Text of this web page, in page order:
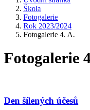
Škola
Fotogalerie
Rok 2023/2024
Fotogalerie 4. A.
Fotogalerie
Den šílených účesů